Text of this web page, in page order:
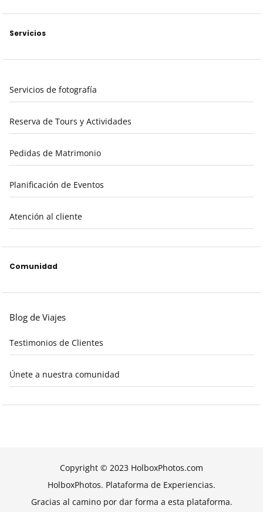
Servicios
Servicios de fotografía
Reserva de Tours y Actividades
Pedidas de Matrimonio
Planificación de Eventos
Atención al cliente
Comunidad
Blog de Viajes
Testimonios de Clientes
Únete a nuestra comunidad
Copyright © 2023 HolboxPhotos.com
HolboxPhotos. Plataforma de Experiencias.
Gracias al camino por dar forma a esta plataforma.